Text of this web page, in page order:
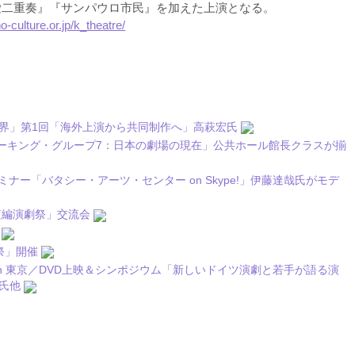
重奏』『サンパウロ市民』を加えた上演となる。
culture.or.jp/k_theatre/
」第1回「海外上演から共同制作へ」高萩宏氏
キング・グループ7：日本の劇場の現在」公共ホール館長クラスが揃
ナー「バタシー・アーツ・センター on Skype!」伊藤達哉氏がモデ
演劇祭」交流会
」開催
京／DVD上映＆シンポジウム「新しいドイツ演劇と若手が語る演
他